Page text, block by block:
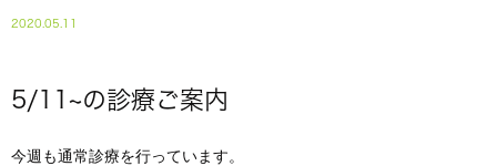
2020.05.11
5/11~の診療ご案内
今週も通常診療を行っています。